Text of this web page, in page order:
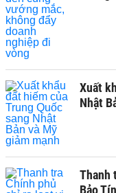
Xuất
Nhật
Thanh
Bảo